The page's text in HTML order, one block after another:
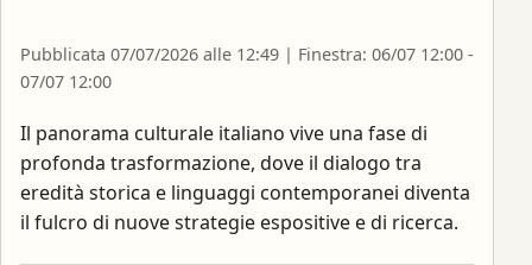
Pubblicata 07/07/2026 alle 12:49 | Finestra: 06/07 12:00 -
07/07 12:00
Il panorama culturale italiano vive una fase di
profonda trasformazione, dove il dialogo tra
eredità storica e linguaggi contemporanei diventa
il fulcro di nuove strategie espositive e di ricerca.